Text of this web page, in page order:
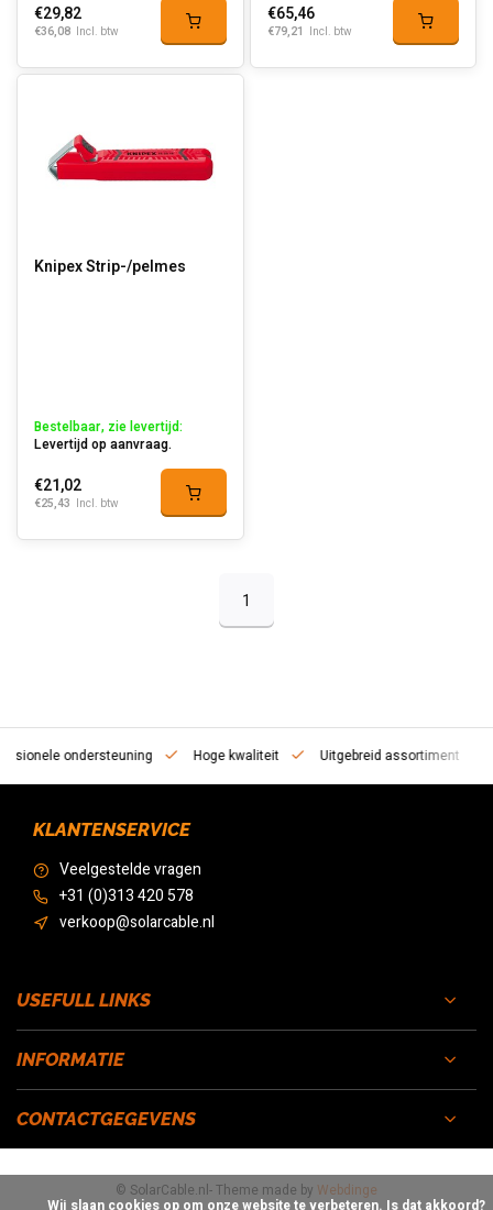
€29,82
€36,08 Incl. btw
€65,46
€79,21 Incl. btw
Knipex Strip-/pelmes
Bestelbaar, zie levertijd:
Levertijd op aanvraag.
€21,02
€25,43 Incl. btw
1
ondersteuning Hoge kwaliteit Uitgebreid assortiment
KLANTENSERVICE
Veelgestelde vragen
+31 (0)313 420 578
verkoop@solarcable.nl
USEFULL LINKS
INFORMATIE
CONTACTGEGEVENS
© SolarCable.nl- Theme made by Webdinge